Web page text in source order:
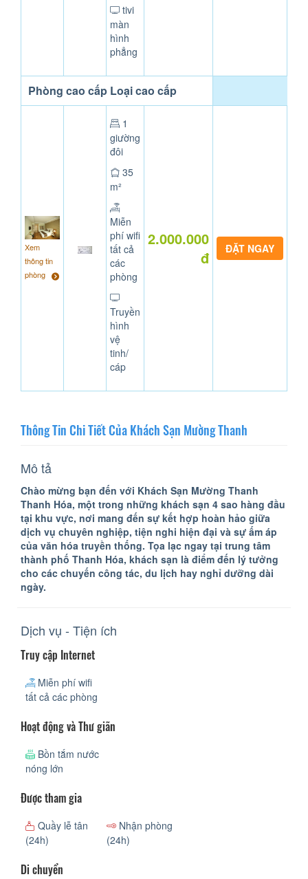
tivi
màn
hình
phẳng
Phòng cao cấp Loại cao cấp
Xem
thông tin
phòng
1
giường
đôi
35
m²
Miễn
phí wifi
tất cả
các
phòng
Truyền
hình
vệ
tinh/
cáp
2.000.000
đ
Thông Tin Chi Tiết Của Khách Sạn Mường Thanh
Mô tả
Chào mừng bạn đến với Khách Sạn Mường Thanh
Thanh Hóa, một trong những khách sạn 4 sao hàng đầu
tại khu vực, nơi mang đến sự kết hợp hoàn hảo giữa
dịch vụ chuyên nghiệp, tiện nghi hiện đại và sự ấm áp
của văn hóa truyền thống. Tọa lạc ngay tại trung tâm
thành phố Thanh Hóa, khách sạn là điểm đến lý tưởng
cho các chuyến công tác, du lịch hay nghỉ dưỡng dài
ngày.
Dịch vụ - Tiện ích
Truy cập Internet
Miễn phí wifi
tất cả các phòng
Hoạt động và Thư giãn
Bồn tắm nước
nóng lớn
Được tham gia
Quầy lễ tân
(24h)
Nhận phòng
(24h)
Di chuyển